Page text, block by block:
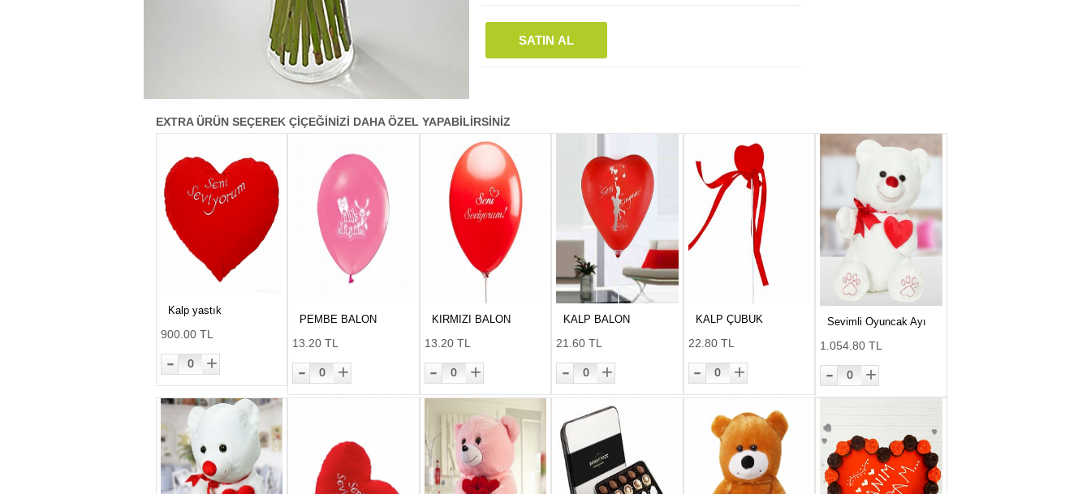
SATIN AL
EXTRA ÜRÜN SEÇEREK ÇİÇEĞİNİZİ DAHA ÖZEL YAPABİLİRSİNİZ
Kalp yastık
900.00 TL
- 0 +
PEMBE BALON
13.20 TL
- 0 +
KIRMIZI BALON
13.20 TL
- 0 +
KALP BALON
21.60 TL
- 0 +
KALP ÇUBUK
22.80 TL
- 0 +
Sevimli Oyuncak Ayı
1.054.80 TL
- 0 +